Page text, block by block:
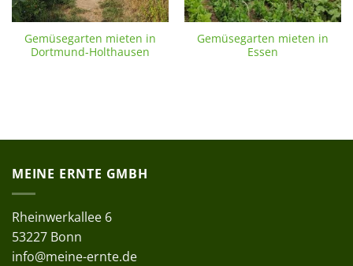
Gemüsegarten mieten in
Dortmund-Holthausen
Gemüsegarten mieten in
Essen
MEINE ERNTE GMBH
Rheinwerkallee 6
53227 Bonn
info@meine-ernte.de